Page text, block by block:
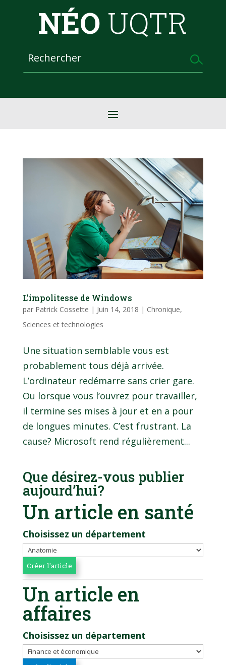
NÉO UQTR
L’impolitesse de Windows
par Patrick Cossette | Juin 14, 2018 | Chronique,
Sciences et technologies
Une situation semblable vous est
probablement tous déjà arrivée.
L’ordinateur redémarre sans crier gare.
Ou lorsque vous l’ouvrez pour travailler,
il termine ses mises à jour et en a pour
de longues minutes. C’est frustrant. La
cause? Microsoft rend régulièrement...
Que désirez-vous publier
aujourd’hui?
Un article en santé
Choisissez un département
Un article en
affaires
Choisissez un département